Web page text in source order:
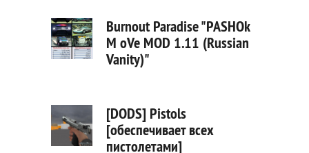
Burnout Paradise "PASHOk
M oVe MOD 1.11 (Russian
Vanity)"
[DODS] Pistols
[обеспечивает всех
пистолетами]